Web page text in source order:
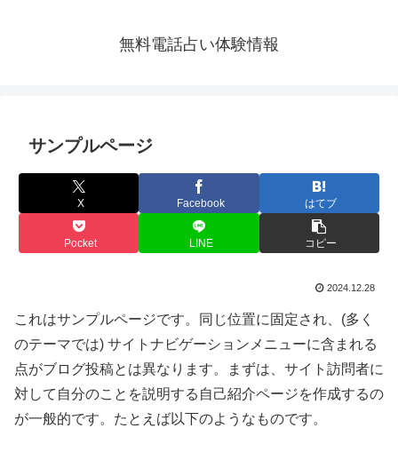
無料電話占い体験情報
サンプルページ
X Facebook はてブ
Pocket LINE コピー
2024.12.28
これはサンプルページです。同じ位置に固定され、(多く
のテーマでは) サイトナビゲーションメニューに含まれる
点がブログ投稿とは異なります。まずは、サイト訪問者に
対して自分のことを説明する自己紹介ページを作成するの
が一般的です。たとえば以下のようなものです。